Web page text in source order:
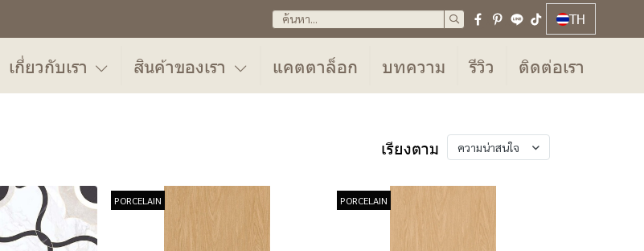
TH
เกี่ยวกับเรา สินค้าของเรา แคตตาล็อก บทความ รีวิว ติดต่อเรา
เรียงตาม ความน่าสนใจ
PORCELAIN PORCELAIN